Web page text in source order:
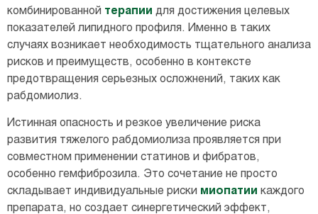
комбинированной терапии для достижения целевых
показателей липидного профиля. Именно в таких
случаях возникает необходимость тщательного анализа
рисков и преимуществ, особенно в контексте
предотвращения серьезных осложнений, таких как
рабдомиолиз.
Истинная опасность и резкое увеличение риска
развития тяжелого рабдомиолиза проявляется при
совместном применении статинов и фибратов,
особенно гемфиброзила. Это сочетание не просто
складывает индивидуальные риски миопатии каждого
препарата, но создает синергетический эффект,